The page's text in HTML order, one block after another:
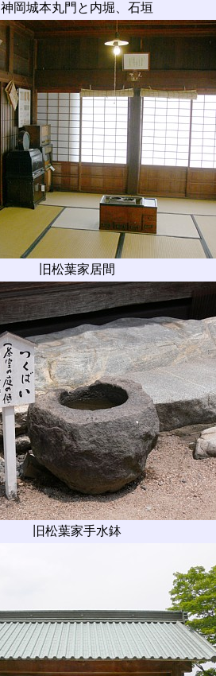
神岡城本丸門と内堀、石垣
旧松葉家居間
旧松葉家手水鉢